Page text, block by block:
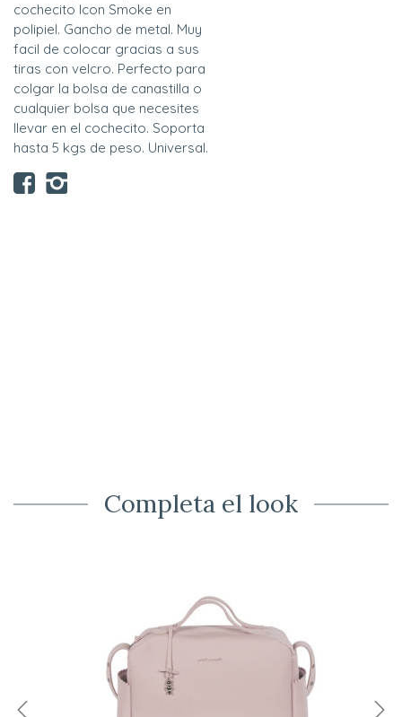
cochecito Icon Smoke en
polipiel. Gancho de metal. Muy
facil de colocar gracias a sus
tiras con velcro. Perfecto para
colgar la bolsa de canastilla o
cualquier bolsa que necesites
llevar en el cochecito. Soporta
hasta 5 kgs de peso. Universal.
Completa el look